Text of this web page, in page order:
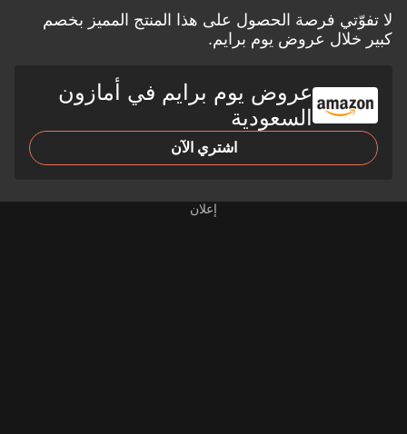
لا تفوّتي فرصة الحصول على هذا المنتج المميز بخصم
كبير خلال عروض يوم برايم.
عروض يوم برايم في أمازون
السعودية
اشتري الآن